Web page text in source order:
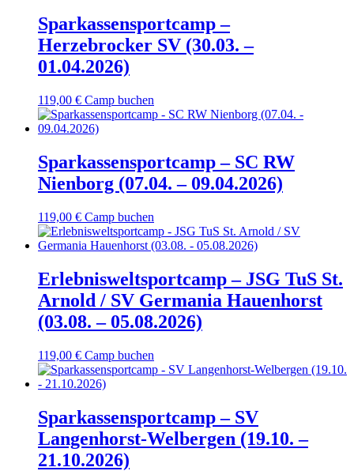
Sparkassensportcamp –
Herzebrocker SV (30.03. –
01.04.2026)
119,00 € Camp buchen
Sparkassensportcamp – SC RW
Nienborg (07.04. – 09.04.2026)
119,00 € Camp buchen
Erlebnisweltsportcamp – JSG TuS St.
Arnold / SV Germania Hauenhorst
(03.08. – 05.08.2026)
119,00 € Camp buchen
Sparkassensportcamp – SV
Langenhorst-Welbergen (19.10. –
21.10.2026)